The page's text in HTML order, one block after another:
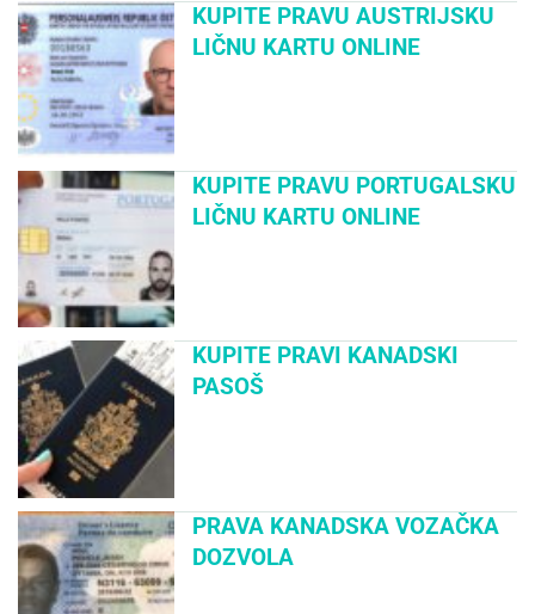
KUPITE PRAVU AUSTRIJSKU
LIČNU KARTU ONLINE
KUPITE PRAVU PORTUGALSKU
LIČNU KARTU ONLINE
KUPITE PRAVI KANADSKI
PASOŠ
PRAVA KANADSKA VOZAČKA
DOZVOLA